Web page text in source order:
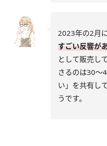
2023年の2月
すごい反響が
として販売し
さるのは30～
い」を共有し
うです。